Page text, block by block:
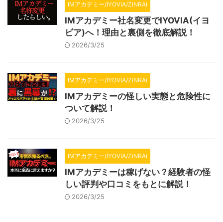
IMアカデミー/IYOVIA/ZiNRAi
IMアカデミー社名変更でIYOVIA(イヨ
ビア)へ！理由と裏側を徹底解説！
2026/3/25
IMアカデミー/IYOVIA/ZiNRAi
IMアカデミーの怪しい実態と危険性に
ついて解説！
2026/3/25
IMアカデミー/IYOVIA/ZiNRAi
IMアカデミーは稼げない？経験者の怪
しい評判や口コミをもとに解説！
2026/3/25